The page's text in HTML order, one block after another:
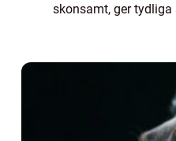
skonsamt, ger